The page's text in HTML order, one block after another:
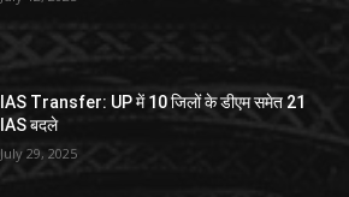
IAS Transfer: UP में 10 जिलों के डीएम समेत 21
IAS बदले
July 29, 2025